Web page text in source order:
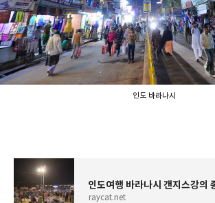
인도 바라나시
인도여행 바라나시 갠지스강의
raycat.net